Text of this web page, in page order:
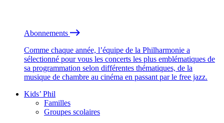
Abonnements
Comme chaque année, l’équipe de la Philharmonie a
sélectionné pour vous les concerts les plus emblématiques de
sa programmation selon différentes thématiques, de la
musique de chambre au cinéma en passant par le free jazz.
Kids’ Phil
Familles
Groupes scolaires